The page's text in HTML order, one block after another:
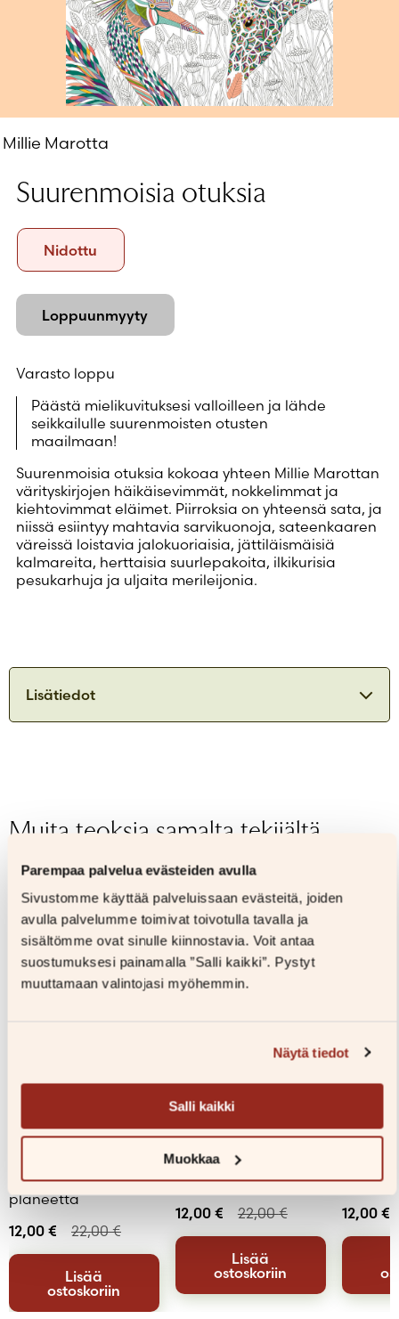
Parempaa palvelua evästeiden avulla
Sivustomme käyttää palveluissaan evästeitä, joiden
avulla palvelumme toimivat toivotulla tavalla ja
sisältömme ovat sinulle kiinnostavia. Voit antaa
suostumuksesi painamalla ”Salli kaikki”. Pystyt
muuttamaan valintojasi myöhemmin.
Näytä tiedot
Salli kaikki
Muokkaa
Salasana unohtunut?
Eikö sinulla ole tiliä?
Luo uusi tili
Millie Marotta
Suurenmoisia otuksia
Formaatti
Nidottu
Loppuunmyyty
Varasto loppu
Päästä mielikuvituksesi valloilleen ja lähde
seikkailulle suurenmoisten otusten
maailmaan!
Suurenmoisia otuksia kokoaa yhteen Millie Marottan
värityskirjojen häikäisevimmät, nokkelimmat ja
kiehtovimmat eläimet. Piirroksia on yhteensä sata, ja
niissä esiintyy mahtavia sarvikuonoja, sateenkaaren
väreissä loistavia jalokuoriaisia, jättiläismäisiä
kalmareita, herttaisia suurlepakoita, ilkikurisia
pesukarhuja ja uljaita merileijonia.
Lisätiedot
Äänen kesto
Kirjailija
Kääntäjä
Katja Laaksonen
Muita teoksia samalta tekijältä
Kallisarvoinen
planeetta
12,00 € 22,00€
Lisää
ostoskoriin
Metsän siimeksessä
12,00 € 22,00€
Lisää
ostoskoriin
Meren
12,00 €